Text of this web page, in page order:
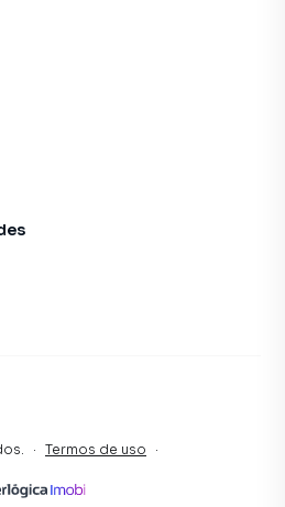
· Termos de uso ·